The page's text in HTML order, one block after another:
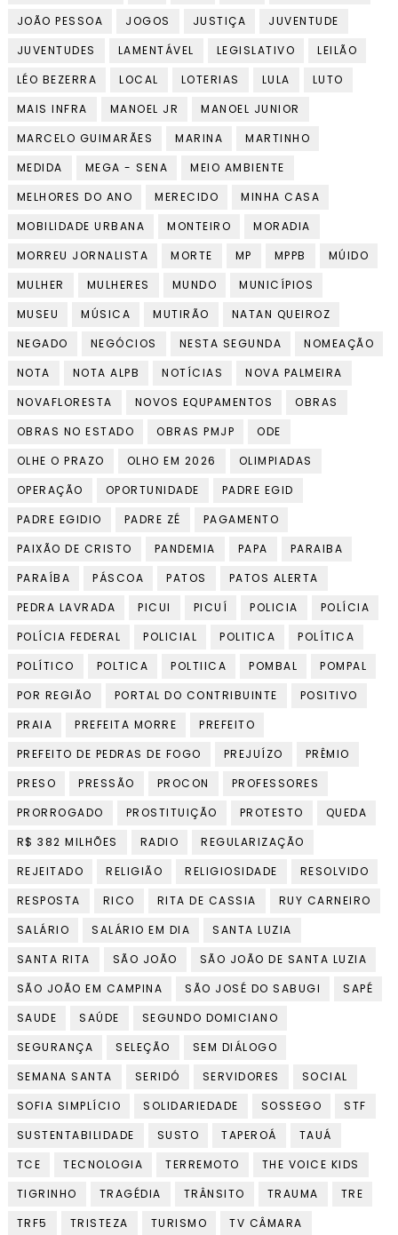
JOÃO PESSOA
JOGOS JUSTIÇA
JUVENTUDE
JUVENTUDES
LAMENTÁVEL LEGISLATIVO
LEILÃO
LÉO BEZERRA
LOCAL LOTERIAS LULA
LUTO
MAIS INFRA
MANOEL JR
MANOEL JUNIOR
MARCELO GUIMARÃES
MARINA
MARTINHO
MEDIDA
MEGA - SENA
MEIO AMBIENTE
MELHORES DO ANO
MERECIDO
MINHA CASA
MOBILIDADE URBANA
MONTEIRO
MORADIA
MORREU JORNALISTA
MORTE MP MPPB
MÚIDO
MULHER
MULHERES MUNDO
MUNICÍPIOS
MUSEU
MÚSICA MUTIRÃO
NATAN QUEIROZ
NEGADO
NEGÓCIOS NESTA SEGUNDA
NOMEAÇÃO
NOTA
NOTA ALPB NOTÍCIAS
NOVA PALMEIRA
NOVAFLORESTA
NOVOS EQUPAMENTOS
OBRAS
OBRAS NO ESTADO
OBRAS PMJP
ODE
OLHE O PRAZO
OLHO EM 2026
OLIMPIADAS
OPERAÇÃO
OPORTUNIDADE
PADRE EGID
PADRE EGIDIO
PADRE ZÉ
PAGAMENTO
PAIXÃO DE CRISTO
PANDEMIA PAPA
PARAIBA
PARAÍBA
PÁSCOA PATOS
PATOS ALERTA
PEDRA LAVRADA
PICUI PICUÍ POLICIA
POLÍCIA
POLÍCIA FEDERAL
POLICIAL POLITICA
POLÍTICA
POLÍTICO
POLTICA POLTIICA POMBAL
POMPAL
POR REGIÃO
PORTAL DO CONTRIBUINTE
POSITIVO
PRAIA
PREFEITA MORRE
PREFEITO
PREFEITO DE PEDRAS DE FOGO
PREJUÍZO
PRÊMIO
PRESO
PRESSÃO PROCON
PROFESSORES
PRORROGADO
PROSTITUIÇÃO PROTESTO
QUEDA
R$ 382 MILHÕES
RADIO
REGULARIZAÇÃO
REJEITADO
RELIGIÃO RELIGIOSIDADE
RESOLVIDO
RESPOSTA
RICO RITA DE CASSIA
RUY CARNEIRO
SALÁRIO
SALÁRIO EM DIA
SANTA LUZIA
SANTA RITA
SÃO JOÃO
SÃO JOÃO DE SANTA LUZIA
SÃO JOÃO EM CAMPINA
SÃO JOSÉ DO SABUGI
SAPÉ
SAUDE
SAÚDE
SEGUNDO DOMICIANO
SEGURANÇA
SELEÇÃO
SEM DIÁLOGO
SEMANA SANTA
SERIDÓ SERVIDORES
SOCIAL
SOFIA SIMPLÍCIO
SOLIDARIEDADE SOSSEGO
STF
SUSTENTABILIDADE
SUSTO TAPEROÁ
TAUÁ
TCE
TECNOLOGIA TERREMOTO
THE VOICE KIDS
TIGRINHO
TRAGÉDIA TRÂNSITO TRAUMA
TRE
TRF5
TRISTEZA TURISMO TV CÂMARA